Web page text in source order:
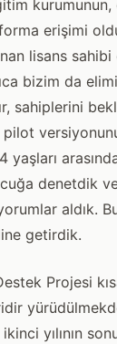
kurumunun,
erişimi
lisans
bizim da
sahiplerini
pilot
denetdik
aldık.
getirdik.
Projesi
ikinci yılının